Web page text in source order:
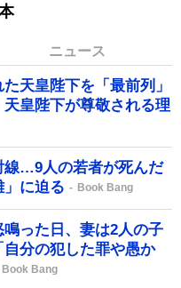
ニュース
天皇陛下を「最前列」
皇陛下が尊敬される理
線…9人の若者が死んだ
」に迫る
Book Bang
鳴った日、妻は2人の子
分の犯した罪や愚か
Book Bang